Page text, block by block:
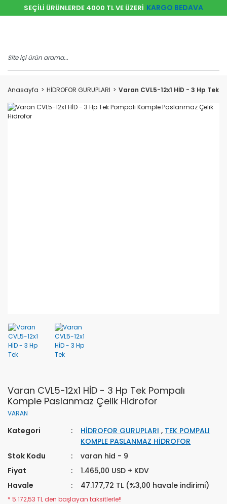
SEÇİLİ ÜRÜNLERDE 4000 TL VE ÜZERİ KARGO BEDAVA
Anasayfa HİDROFOR GURUPLARI Varan CVL5-12x1 HİD - 3 Hp Tek
Varan CVL5-12x1 HİD - 3 Hp Tek Pompalı
Komple Paslanmaz Çelik Hidrofor
VARAN
Kategori HİDROFOR GURUPLARI , TEK POMPALI
KOMPLE PASLANMAZ HİDROFOR
Stok Kodu
varan hid - 9
Fiyat
1.465,00 USD + KDV
Havale
47.177,72 TL (%3,00 havale indirimi)
* 5.172,53 TL den başlayan taksitlerle!!